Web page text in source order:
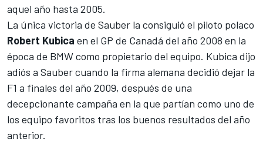
aquel año hasta 2005.
La única victoria de Sauber la consiguió el piloto polaco
Robert Kubica en el GP de Canadá del año 2008 en la
época de BMW como propietario del equipo. Kubica dijo
adiós a Sauber cuando la firma alemana decidió dejar la
F1 a finales del año 2009, después de una
decepcionante campaña en la que partían como uno de
los equipo favoritos tras los buenos resultados del año
anterior.